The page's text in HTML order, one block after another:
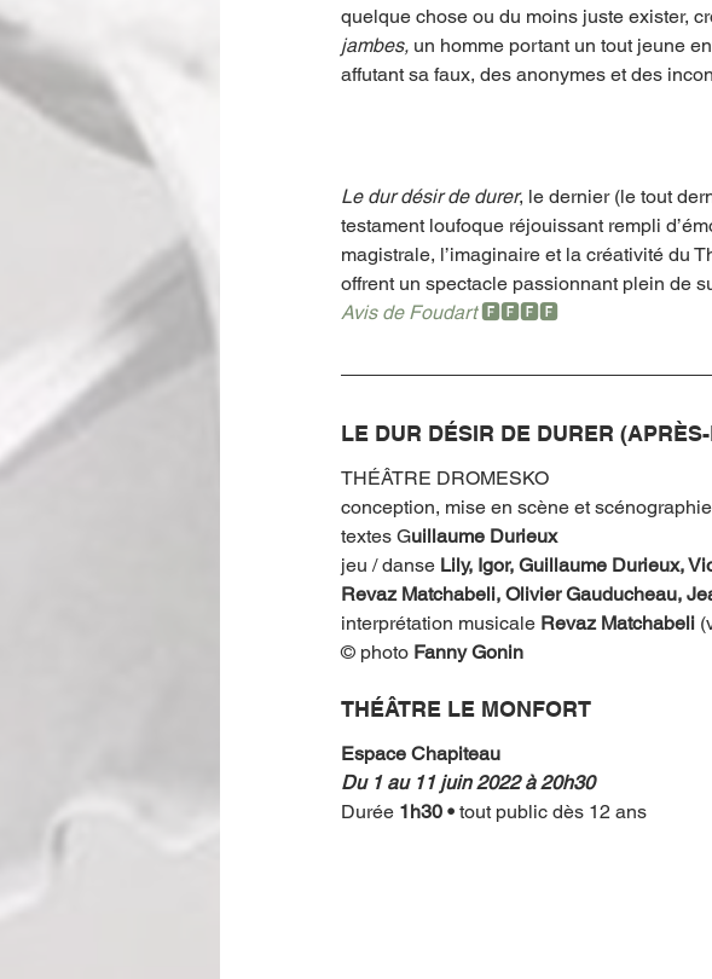
quelque chose ou du moins juste exister,
jambes, un homme portant un tout jeune
affutant sa faux, des anonymes et des
Le dur désir de durer, le dernier (le tout
testament loufoque réjouissant rempli
magistrale, l’imaginaire et la créativité du
offrent un spectacle passionnant plein de
Avis de Foudart 🅵🅵🅵🅵
LE DUR DÉSIR DE DURER
THÉÂTRE DROMESKO
conception, mise en scène et scénographie
textes Guillaume Durieux
jeu / danse Lily, Igor, Guillaume Durieux,
Revaz Matchabeli, Olivier Gauducheau,
interprétation musicale Revaz Matchabeli
© photo Fanny Gonin
THÉÂTRE LE MONFORT
Espace Chapiteau
Du 1 au 11 juin 2022 à 20h30
Durée 1h30 • tout public dès 12 ans